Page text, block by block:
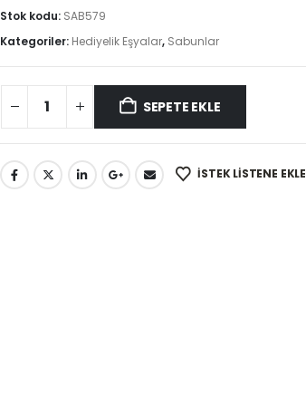
Stok kodu: SAB579
Kategoriler: Hediyelik Eşyalar, Sabunlar
SEPETE EKLE
İSTEK LISTENE EKLE